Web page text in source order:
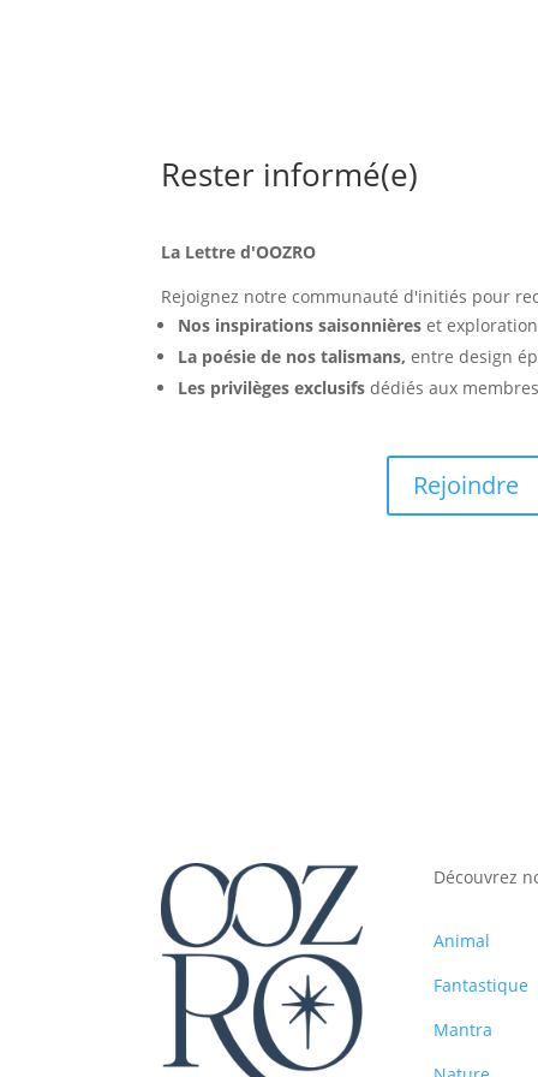
Rester informé(e)
La Lettre d'OOZRO
Rejoignez notre communauté d'initiés pour
Nos inspirations saisonnières et
La poésie de nos talismans, entre design
Les privilèges exclusifs dédiés aux
Rejoindre
Découvrez
Animal
Fantastique
Mantra